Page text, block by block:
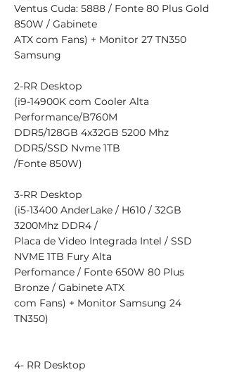
Ventus Cuda: 5888 / Fonte 80 Plus Gold
850W / Gabinete
ATX com Fans) + Monitor 27 TN350
Samsung
2-RR Desktop
(i9-14900K com Cooler Alta
Performance/B760M
DDR5/128GB 4x32GB 5200 Mhz
DDR5/SSD Nvme 1TB
/Fonte 850W)
3-RR Desktop
(i5-13400 AnderLake / H610 / 32GB
3200Mhz DDR4 /
Placa de Video Integrada Intel / SSD
NVME 1TB Fury Alta
Perfomance / Fonte 650W 80 Plus
Bronze / Gabinete ATX
com Fans) + Monitor Samsung 24
TN350)
4- RR Desktop